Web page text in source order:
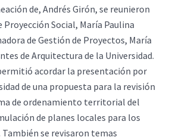
de, Andrés Girón, se reunieron
Social, María Paulina
de Gestión de Proyectos, María
de Arquitectura de la Universidad.
acordar la presentación por
de una propuesta para la revisión
de ordenamiento territorial del
de planes locales para los
se revisaron temas